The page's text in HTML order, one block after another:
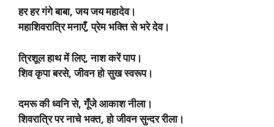
हर हर गंगे बाबा, जय जय महादेव।
महाशिवरात्रि मनाएँ, प्रेम भक्ति से भरे देव।
त्रिशूल हाथ में लिए, नाश करें पाप।
शिव कृपा बरसे, जीवन हो सुख स्वरूप।
दमरू की ध्वनि से, गूँजे आकाश नीला।
शिवरात्रि पर नाचे भक्त, हो जीवन सुन्दर रीला।